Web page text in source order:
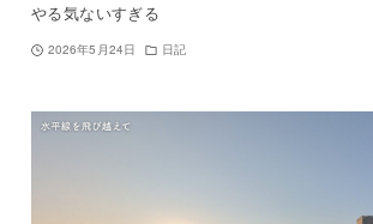
やる気ないすぎる
2026年5月24日 日記